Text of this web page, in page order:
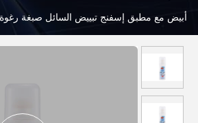
أبيض مع مطبق إسفنج تبييض السائل صبغة رغوة